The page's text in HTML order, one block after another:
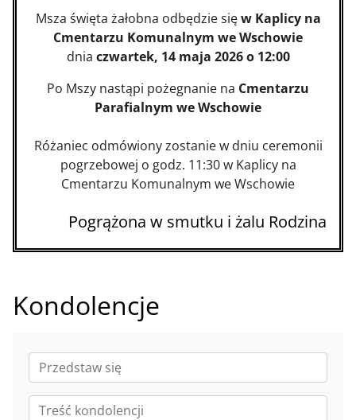
Msza święta żałobna odbędzie sięw Kaplicy na
Cmentarzu Komunalnym we Wschowie
dnia czwartek, 14 maja 2026 o 12:00
Po Mszy nastąpi pożegnanie na Cmentarzu
Parafialnym we Wschowie
Różaniec odmówiony zostanie w dniu ceremonii
pogrzebowej o godz. 11:30 w Kaplicy na
Cmentarzu Komunalnym we Wschowie
Pogrążona w smutku i żalu Rodzina
Kondolencje